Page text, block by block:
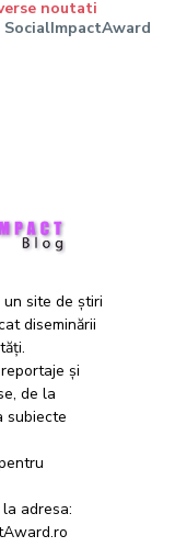
noutati
site de știri
diseminării
și
de la
subiecte
adresa: